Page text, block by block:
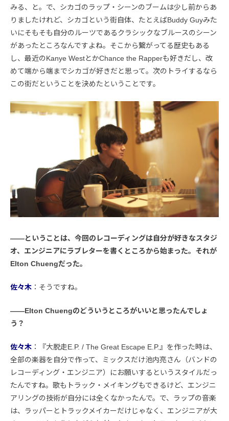
みる、と。で、シカゴのラップ・シーンのブームは少し前からあ
りましたけれど、シカゴという街自体、たとえばBuddy Guyみた
いにそもそも自分のルーツであるクラシックなブルースのシーン
があったところなんですよね。そこから繋がってる歴史もある
し、最近のKanye WestとかChance the Rapperも好きだし、改
めて端から端までシカゴが好きだと思って。次のトライするなら
この街だということを決めたということです。
――ということは、今回のレコーディングは自分が好きなスタジ
オ、エンジニアにラブレターを書くところから始まった。それが
Elton Chuengだった。
佐々木 ：そうですね。
――Elton Chuengのどういうところがいいと思ったんでしょ
う？
佐々木 ：『大脱走E.P. / The Great Escape E.P.』を作った時は、
全部の楽器を自分で作って、ミックスだけ池内亮さん（バンドの
レコーディング・エンジニア）にお願いするというスタイルだっ
たんですね。歌もトラック・メイキングもできるけど、エンジニ
アリングの技術が自分には全くなかったんで。で、ラップの音楽
は、ラッパーとトラックメイカーだけじゃなく、エンジニアが大